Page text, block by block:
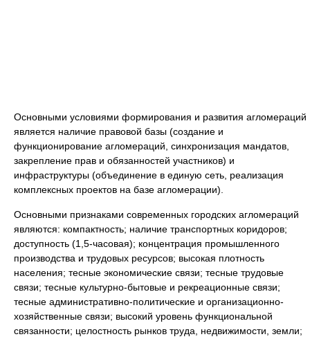
Основными условиями формирования и развития агломераций
является наличие правовой базы (создание и
функционирование агломераций, синхронизация мандатов,
закрепление прав и обязанностей участников) и
инфраструктуры (объединение в единую сеть, реализация
комплексных проектов на базе агломерации).
Основными признаками современных городских агломераций
являются: компактность; наличие транспортных коридоров;
доступность (1,5-часовая); концентрация промышленного
производства и трудовых ресурсов; высокая плотность
населения; тесные экономические связи; тесные трудовые
связи; тесные культурно-бытовые и рекреационные связи;
тесные административно-политические и организационно-
хозяйственные связи; высокий уровень функциональной
связанности; целостность рынков труда, недвижимости, земли;